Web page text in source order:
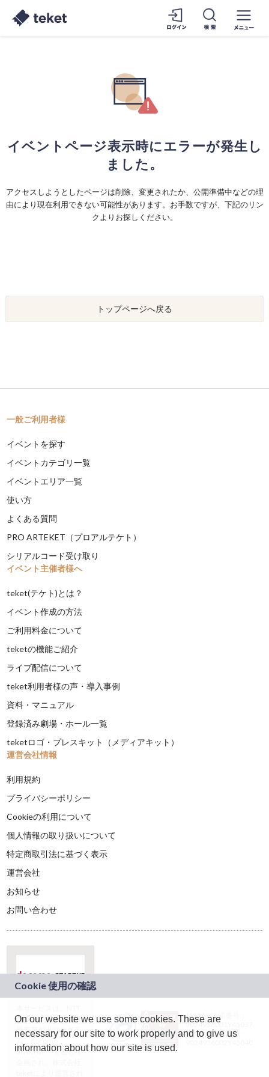
イベントページ表示時にエラーが発生し
ました。
アクセスしようとしたページは削除、変更されたか、公開準備中などの理
由により現在利用できない可能性があります。お手数ですが、下記のリン
クよりお探しください。
トップページへ戻る
一般ご利用者様
イベントを探す
イベントカテゴリ一覧
イベントエリア一覧
使い方
よくある質問
PRO ARTEKET（プロアルテケト）
シリアルコード受け取り
イベント主催者様へ
teket(テケト)とは？
イベント作成の方法
ご利用料金について
teketの機能ご紹介
ライブ配信について
teket利用者様の声・導入事例
資料・マニュアル
登録済み劇場・ホール一覧
teketロゴ・プレスキット（メディアキット）
運営会社情報
利用規約
プライバシーポリシー
Cookieの利用について
個人情報の取り扱いについて
特定商取引法に基づく表示
運営会社
お知らせ
お問い合わせ
ドコモグループの新
規事業創出プログラ
ム「docomo
STARTUP」を通じて
JASRAC許諾番号：
9024936001Y45037
JASRAC許諾番号：
On our website we use some cookies. These are
necessary for our site to work properly and to give us
information about how our site is used.